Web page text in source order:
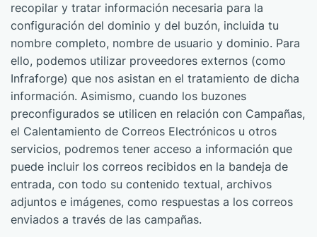
recopilar y tratar información necesaria para la
configuración del dominio y del buzón, incluida tu
nombre completo, nombre de usuario y dominio. Para
ello, podemos utilizar proveedores externos (como
Infraforge) que nos asistan en el tratamiento de dicha
información. Asimismo, cuando los buzones
preconfigurados se utilicen en relación con Campañas,
el Calentamiento de Correos Electrónicos u otros
servicios, podremos tener acceso a información que
puede incluir los correos recibidos en la bandeja de
entrada, con todo su contenido textual, archivos
adjuntos e imágenes, como respuestas a los correos
enviados a través de las campañas.